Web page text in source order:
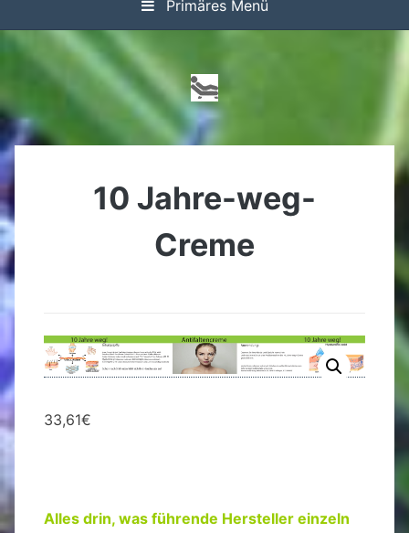
Primäres Menü
10 Jahre-weg-
Creme
33,61€
Alles drin, was führende Hersteller einzeln